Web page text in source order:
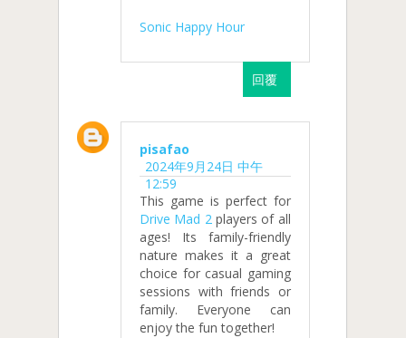
Sonic Happy Hour
回覆
pisafao
2024年9月24日 中午
12:59
This game is perfect for
Drive Mad 2players of all
ages! Its family-friendly
nature makes it a great
choice for casual gaming
sessions with friends or
family. Everyone can
enjoy the fun together!